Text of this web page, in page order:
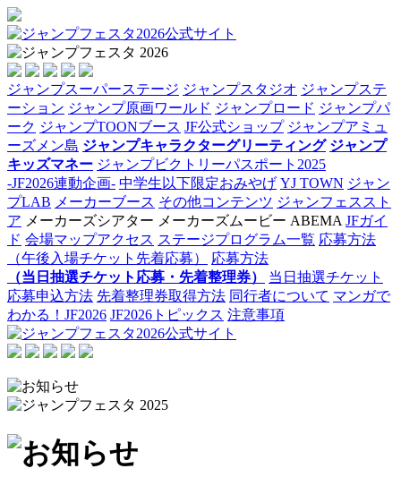
ジャンプスーパーステージ ジャンプスタジオ ジャンプステ
ーション ジャンプ原画ワールド ジャンプロード ジャンプパ
ーク ジャンプTOONブース JF公式ショップ ジャンプアミュ
ーズメン島 ジャンプキャラクターグリーティング ジャンプ
キッズマネー ジャンプビクトリーパスポート2025
-JF2026連動企画- 中学生以下限定おみやげ YJ TOWN ジャン
プLAB メーカーブース その他コンテンツ ジャンフェススト
ア メーカーズシアター メーカーズムービー ABEMA JFガイ
ド 会場マップアクセス ステージプログラム一覧 応募方法
（午後入場チケット先着応募）
応募方法
（当日抽選チケット応募・先着整理券）
当日抽選チケット
応募申込方法 先着整理券取得方法 同行者について マンガで
わかる！JF2026 JF2026トピックス 注意事項